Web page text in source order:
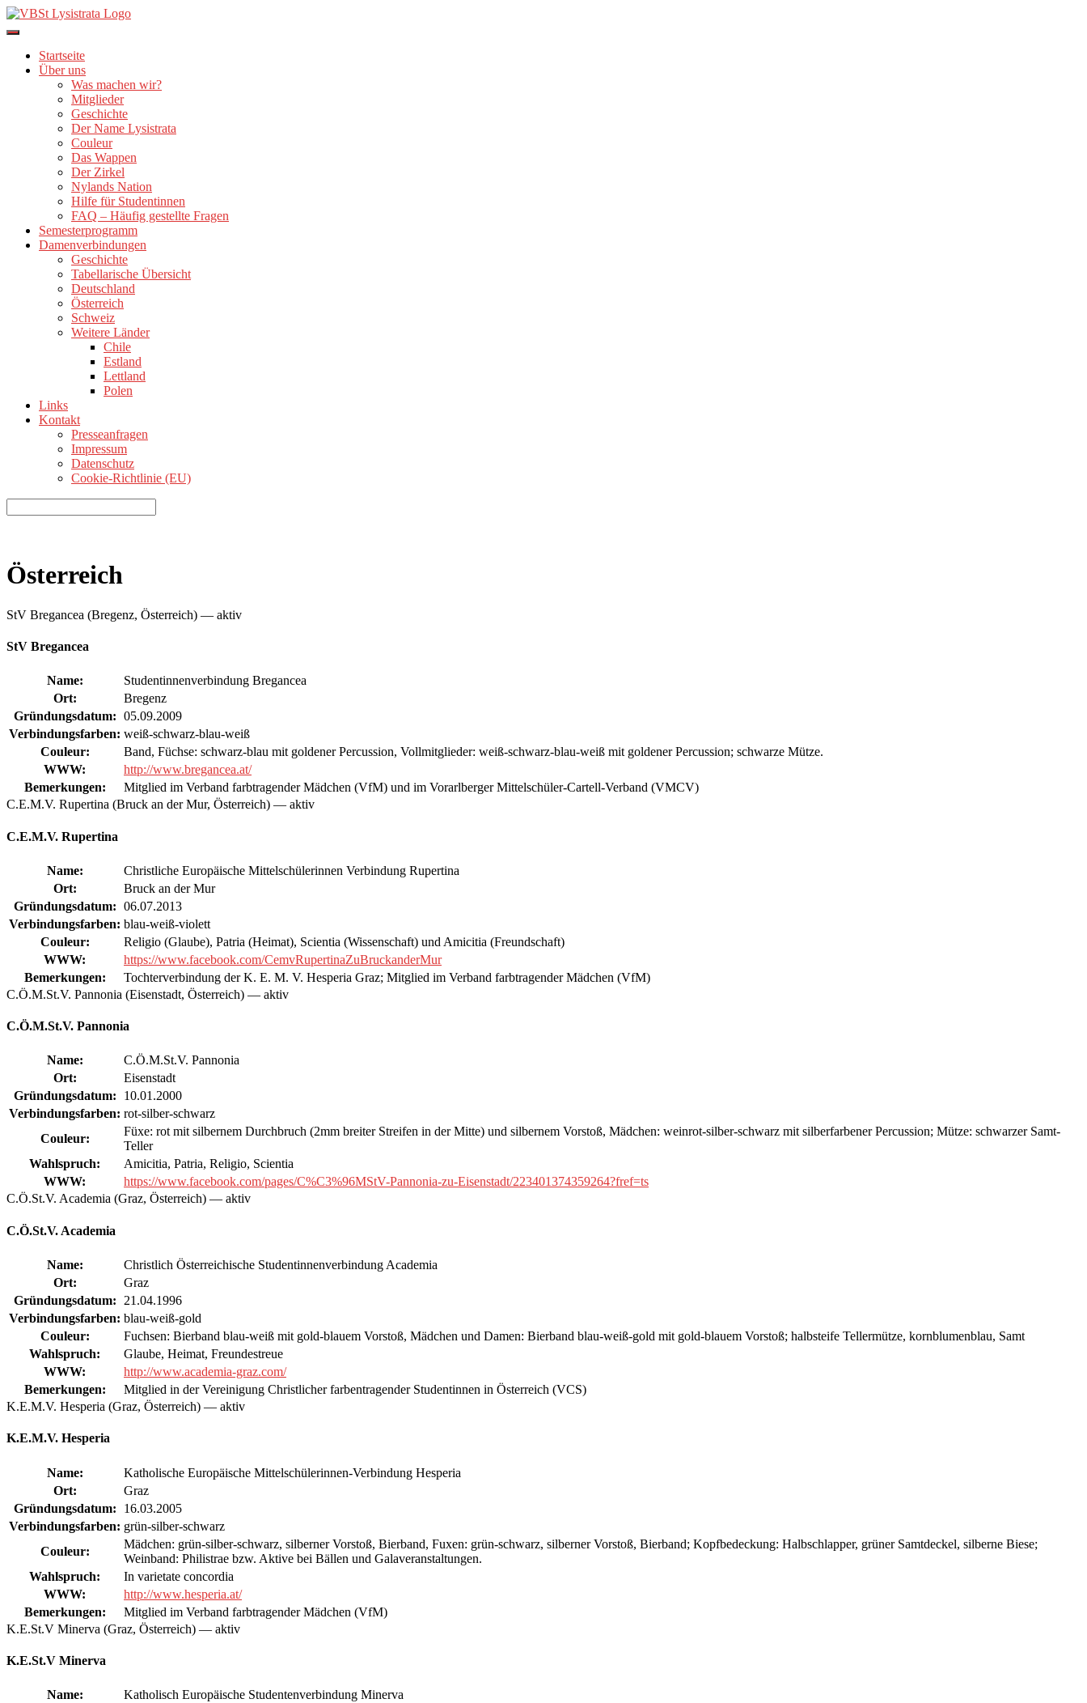
Direkt
zum
Startseite
Über uns
Was machen wir?
Mitglieder
Geschichte
Der Name Lysistrata
Couleur
Das Wappen
Der Zirkel
Nylands Nation
Hilfe für Studentinnen
FAQ – Häufig gestellte Fragen
Semesterprogramm
Damenverbindungen
Geschichte
Tabellarische Übersicht
Deutschland
Österreich
Schweiz
Weitere Länder
Chile
Estland
Lettland
Polen
Links
Kontakt
Presseanfragen
Impressum
Datenschutz
Cookie-Richtlinie (EU)
Österreich
StV Bregancea (Bregenz, Österreich) — aktiv
StV Bregancea
Name:
Studentinnenverbindung Bregancea
Ort:
Bregenz
Gründungsdatum: 05.09.2009
Verbindungsfarben: weiß-schwarz-blau-weiß
Couleur:
Band, Füchse: schwarz-blau mit goldener Percussion, Vollmitglieder: weiß-schwarz-blau-weiß mit goldener Percussion; schwarze Mütze.
WWW:
http://www.bregancea.at/
Bemerkungen:
Mitglied im Verband farbtragender Mädchen (VfM) und im Vorarlberger Mittelschüler-Cartell-Verband (VMCV)
C.E.M.V. Rupertina (Bruck an der Mur, Österreich) — aktiv
C.E.M.V. Rupertina
Name:
Christliche Europäische Mittelschülerinnen Verbindung Rupertina
Ort:
Bruck an der Mur
Gründungsdatum: 06.07.2013
Verbindungsfarben: blau-weiß-violett
Couleur:
Religio (Glaube), Patria (Heimat), Scientia (Wissenschaft) und Amicitia (Freundschaft)
WWW:
https://www.facebook.com/CemvRupertinaZuBruckanderMur
Bemerkungen:
Tochterverbindung der K. E. M. V. Hesperia Graz; Mitglied im Verband farbtragender Mädchen (VfM)
C.Ö.M.St.V. Pannonia (Eisenstadt, Österreich) — aktiv
C.Ö.M.St.V. Pannonia
Name:
C.Ö.M.St.V. Pannonia
Ort:
Eisenstadt
Gründungsdatum:
10.01.2000
Verbindungsfarben: rot-silber-schwarz
Couleur:
Füxe: rot mit silbernem Durchbruch (2mm breiter Streifen in der Mitte) und silbernem Vorstoß, Mädchen: weinrot-silber-schwarz mit silberfarbener Percussion; Mütze: schwarzer Samt-
Teller
Wahlspruch:
Amicitia, Patria, Religio, Scientia
WWW:
https://www.facebook.com/pages/C%C3%96MStV-Pannonia-zu-Eisenstadt/223401374359264?fref=ts
C.Ö.St.V. Academia (Graz, Österreich) — aktiv
C.Ö.St.V. Academia
Name:
Christlich Österreichische Studentinnenverbindung Academia
Ort:
Graz
Gründungsdatum:
21.04.1996
Verbindungsfarben: blau-weiß-gold
Couleur:
Fuchsen: Bierband blau-weiß mit gold-blauem Vorstoß, Mädchen und Damen: Bierband blau-weiß-gold mit gold-blauem Vorstoß; halbsteife Tellermütze, kornblumenblau, Samt
Wahlspruch:
Glaube, Heimat, Freundestreue
WWW:
http://www.academia-graz.com/
Bemerkungen:
Mitglied in der Vereinigung Christlicher farbentragender Studentinnen in Österreich (VCS)
K.E.M.V. Hesperia (Graz, Österreich) — aktiv
K.E.M.V. Hesperia
Name:
Katholische Europäische Mittelschülerinnen-Verbindung Hesperia
Ort:
Graz
Gründungsdatum:
16.03.2005
Verbindungsfarben: grün-silber-schwarz
Couleur:
Mädchen: grün-silber-schwarz, silberner Vorstoß, Bierband, Fuxen: grün-schwarz, silberner Vorstoß, Bierband; Kopfbedeckung: Halbschlapper, grüner Samtdeckel, silberne Biese;
Weinband: Philistrae bzw. Aktive bei Bällen und Galaveranstaltungen.
Wahlspruch:
In varietate concordia
WWW:
http://www.hesperia.at/
Bemerkungen:
Mitglied im Verband farbtragender Mädchen (VfM)
K.E.St.V Minerva (Graz, Österreich) — aktiv
K.E.St.V Minerva
Name:
Katholisch Europäische Studentenverbindung Minerva